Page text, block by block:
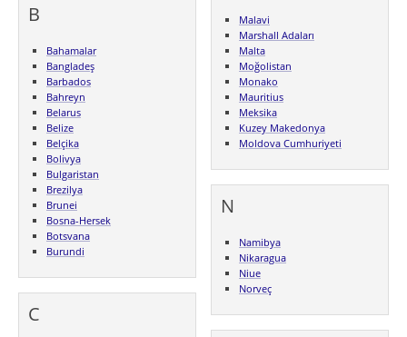
B
Bahamalar
Bangladeş
Barbados
Bahreyn
Belarus
Belize
Belçika
Bolivya
Bulgaristan
Brezilya
Brunei
Bosna-Hersek
Botsvana
Burundi
C
Malavi
Marshall Adaları
Malta
Moğolistan
Monako
Mauritius
Meksika
Kuzey Makedonya
Moldova Cumhuriyeti
N
Namibya
Nikaragua
Niue
Norveç